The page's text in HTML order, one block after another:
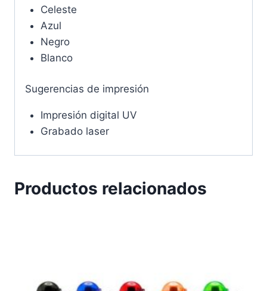
Celeste
Azul
Negro
Blanco
Sugerencias de impresión
Impresión digital UV
Grabado laser
Productos relacionados